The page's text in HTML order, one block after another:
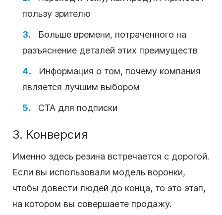
пользу зрителю
Больше времени, потраченного на
разъяснение деталей этих преимуществ
Информация о том, почему компания
является лучшим выбором
CTA для подписки
3. Конверсия
Именно здесь резина встречается с дорогой.
Если вы использовали модель воронки,
чтобы довести людей до конца, то это этап,
на котором вы совершаете продажу.